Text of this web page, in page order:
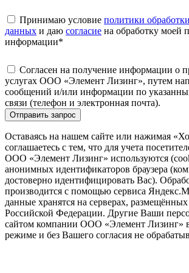
Принимаю условие политики
данных и даю согласие на обработку моей
информации*
Согласен на получение информации о
услугах ООО «Элемент Лизинг», путем
сообщений и/или информации по
связи (телефон и электронная почта).
Отправить запрос
Оставаясь на нашем сайте или нажимая
соглашаетесь с тем, что для учета
ООО «Элемент Лизинг» используются
анонимных идентификаторов браузера
достоверно идентифицировать Вас).
производится с помощью сервиса
данные хранятся на серверах,
Российской Федерации. Другие Ваши
сайтом компании ООО «Элемент Лизинг»
режиме и без Вашего согласия не